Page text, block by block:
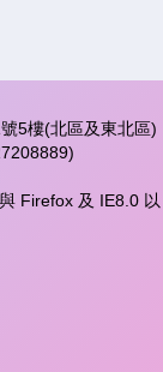
5樓(北區及東北區)
Firefox 及 IE8.0 以